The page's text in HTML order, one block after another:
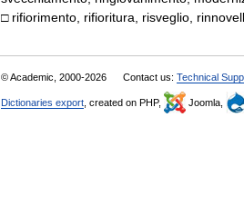
□ rifiorimento, rifioritura, risveglio,
© Academic, 2000-2026 Contact us: Technical
Dictionaries export , created on PHP, Joomla,